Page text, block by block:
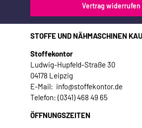
Vertrag widerrufen
STOFFE UND NÄHMASCHINEN
Stoffekontor
Ludwig-Hupfeld-Straße 30
04178 Leipzig
E-Mail: info@stoffekontor.de
Telefon: (0341) 468 49 65
ÖFFNUNGSZEITEN